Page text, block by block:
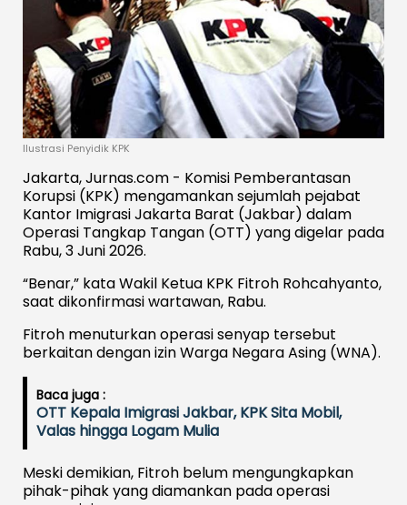
Ilustrasi Penyidik KPK
Jakarta, Jurnas.com - Komisi Pemberantasan
Korupsi (KPK) mengamankan sejumlah pejabat
Kantor Imigrasi Jakarta Barat (Jakbar) dalam
Operasi Tangkap Tangan (OTT) yang digelar pada
Rabu, 3 Juni 2026.
“Benar,” kata Wakil Ketua KPK Fitroh Rohcahyanto,
saat dikonfirmasi wartawan, Rabu.
Fitroh menuturkan operasi senyap tersebut
berkaitan dengan izin Warga Negara Asing (WNA).
Baca juga :
OTT Kepala Imigrasi Jakbar, KPK Sita Mobil,
Valas hingga Logam Mulia
Meski demikian, Fitroh belum mengungkapkan
pihak-pihak yang diamankan pada operasi